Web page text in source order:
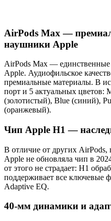
AirPods Max —
наушники Apple
AirPods Max —
Apple. Аудиофильское
премиальные материалы. В
порт и 5 актуальных цветов:
(золотистый), Blue (синий),
(оранжевый).
Чип Apple H1 —
В отличие от других AirPods,
Apple не обновляла чип в
от этого не страдает: H1
поддерживает все
Adaptive EQ.
40-мм динамики и